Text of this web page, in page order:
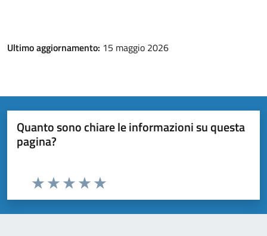
Ultimo aggiornamento: 15 maggio 2026
Quanto sono chiare le informazioni su questa
pagina?
Valuta da 1 a 5 stelle la pagina
Valuta 5 stelle su 5
Valuta 4 stelle su 5
Valuta 3 stelle su 5
Valuta 2 stelle su 5
Valuta 1 stelle su 5